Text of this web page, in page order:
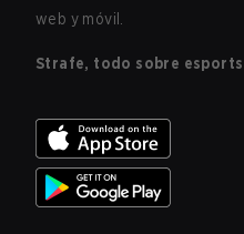
web y móvil.
Strafe, todo sobre esports